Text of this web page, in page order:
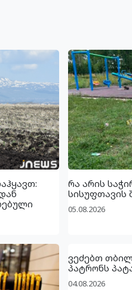
რა არის
სისუფთავის
05.08.2026
ვეძებთ
პატრონს
04.08.2026